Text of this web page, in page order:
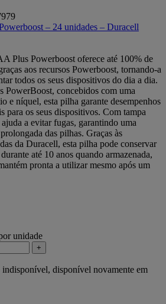
– 24 unidades – Duracell
Plus Powerboost oferece até 100% de
aos recursos Powerboost, tornando-a
todos os seus dispositivos do dia a dia.
PowerBoost, concebidos com uma
e níquel, esta pilha garante desempenhos
para os seus dispositivos. Com tampa
a evitar fugas, garantindo uma
das pilhas. Graças às
da Duracell, esta pilha pode conservar
até 10 anos quando armazenada,
pronta a utilizar mesmo após um
unidade
+
disponível novamente em